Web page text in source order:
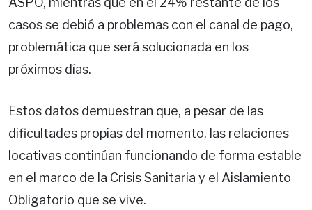
casos se debió a problemas con el canal de pago,
problemática que será solucionada en los
próximos días.
Estos datos demuestran que, a pesar de las
dificultades propias del momento, las relaciones
locativas continúan funcionando de forma estable
en el marco de la Crisis Sanitaria y el Aislamiento
Obligatorio que se vive.